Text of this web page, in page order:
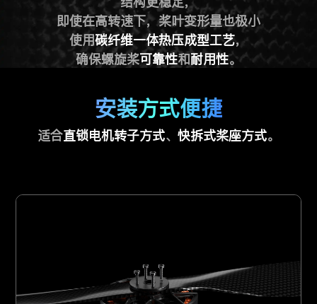
即使在高转速下，桨叶变形量也极小
使用碳纤维一体热压成型工艺，
确保螺旋桨可靠性和耐用性。
安装方式便捷
适合直锁电机转子方式、 快拆式桨座方式。